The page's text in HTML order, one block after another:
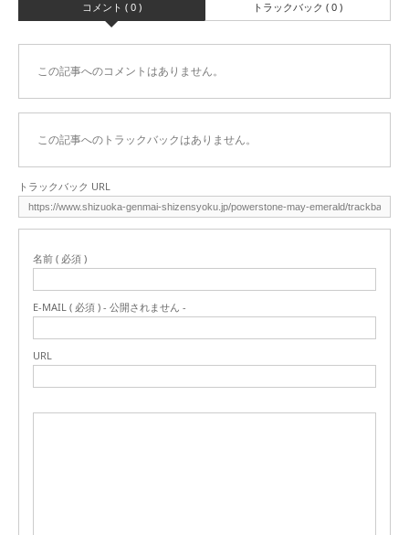
コメント ( 0 ) トラックバック ( 0 )
この記事へのコメントはありません。
この記事へのトラックバックはありません。
トラックバック URL
名前 ( 必須 )
E-MAIL ( 必須 ) - 公開されません -
URL